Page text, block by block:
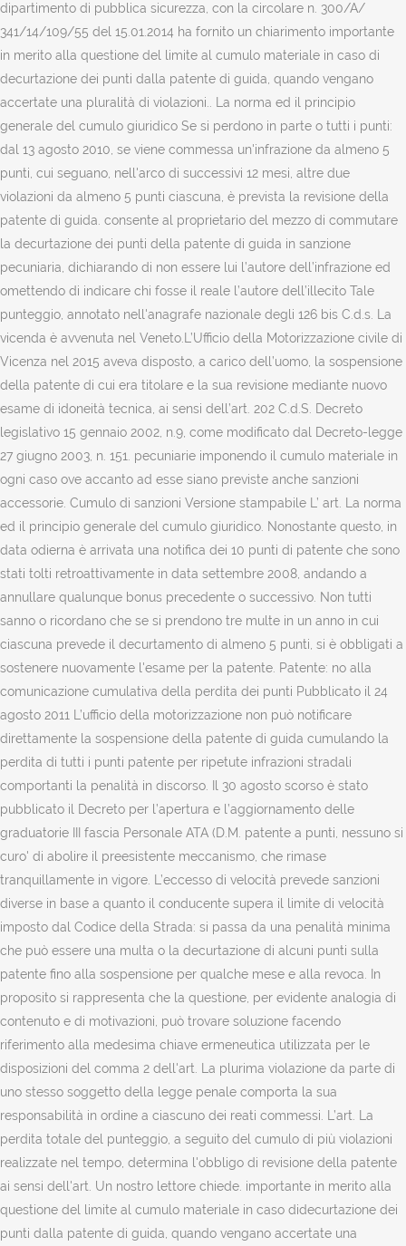
dipartimento di pubblica sicurezza, con la circolare n. 300/A/
341/14/109/55 del 15.01.2014 ha fornito un chiarimento importante
in merito alla questione del limite al cumulo materiale in caso di
decurtazione dei punti dalla patente di guida, quando vengano
accertate una pluralità di violazioni.. La norma ed il principio
generale del cumulo giuridico Se si perdono in parte o tutti i punti:
dal 13 agosto 2010, se viene commessa un'infrazione da almeno 5
punti, cui seguano, nell'arco di successivi 12 mesi, altre due
violazioni da almeno 5 punti ciascuna, è prevista la revisione della
patente di guida. consente al proprietario del mezzo di commutare
la decurtazione dei punti della patente di guida in sanzione
pecuniaria, dichiarando di non essere lui l’autore dell’infrazione ed
omettendo di indicare chi fosse il reale l’autore dell’illecito Tale
punteggio, annotato nell'anagrafe nazionale degli 126 bis C.d.s. La
vicenda è avvenuta nel Veneto.L’Ufficio della Motorizzazione civile di
Vicenza nel 2015 aveva disposto, a carico dell’uomo, la sospensione
della patente di cui era titolare e la sua revisione mediante nuovo
esame di idoneità tecnica, ai sensi dell’art. 202 C.d.S. Decreto
legislativo 15 gennaio 2002, n.9, come modificato dal Decreto-legge
27 giugno 2003, n. 151. pecuniarie imponendo il cumulo materiale in
ogni caso ove accanto ad esse siano previste anche sanzioni
accessorie. Cumulo di sanzioni Versione stampabile L’ art. La norma
ed il principio generale del cumulo giuridico. Nonostante questo, in
data odierna è arrivata una notifica dei 10 punti di patente che sono
stati tolti retroattivamente in data settembre 2008, andando a
annullare qualunque bonus precedente o successivo. Non tutti
sanno o ricordano che se si prendono tre multe in un anno in cui
ciascuna prevede il decurtamento di almeno 5 punti, si è obbligati a
sostenere nuovamente l'esame per la patente. Patente: no alla
comunicazione cumulativa della perdita dei punti Pubblicato il 24
agosto 2011 L’ufficio della motorizzazione non può notificare
direttamente la sospensione della patente di guida cumulando la
perdita di tutti i punti patente per ripetute infrazioni stradali
comportanti la penalità in discorso. Il 30 agosto scorso è stato
pubblicato il Decreto per l’apertura e l’aggiornamento delle
graduatorie III fascia Personale ATA (D.M. patente a punti, nessuno si
curo' di abolire il preesistente meccanismo, che rimase
tranquillamente in vigore. L’eccesso di velocità prevede sanzioni
diverse in base a quanto il conducente supera il limite di velocità
imposto dal Codice della Strada: si passa da una penalità minima
che può essere una multa o la decurtazione di alcuni punti sulla
patente fino alla sospensione per qualche mese e alla revoca. In
proposito si rappresenta che la questione, per evidente analogia di
contenuto e di motivazioni, può trovare soluzione facendo
riferimento alla medesima chiave ermeneutica utilizzata per le
disposizioni del comma 2 dell'art. La plurima violazione da parte di
uno stesso soggetto della legge penale comporta la sua
responsabilità in ordine a ciascuno dei reati commessi. L’art. La
perdita totale del punteggio, a seguito del cumulo di più violazioni
realizzate nel tempo, determina l'obbligo di revisione della patente
ai sensi dell'art. Un nostro lettore chiede. importante in merito alla
questione del limite al cumulo materiale in caso didecurtazione dei
punti dalla patente di guida, quando vengano accertate una